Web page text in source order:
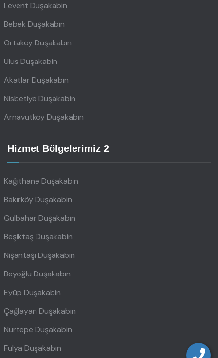
Levent Duşakabin
Bebek Duşakabin
Ortaköy Duşakabin
Ulus Duşakabin
Akatlar Duşakabin
Nisbetiye Duşakabin
Arnavutköy Duşakabin
Hizmet Bölgelerimiz 2
Kağıthane Duşakabin
Bakırköy Duşakabin
Gülbahar Duşakabin
Beşiktaş Duşakabin
Nişantaşı Duşakabin
Beyoğlu Duşakabin
Eyüp Duşakabin
Çağlayan Duşakabin
Nurtepe Duşakabin
Fulya Duşakabin